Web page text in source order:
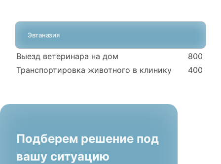
Подберем решение под
вашу ситуацию
Выезд ветеринара на дом
800
Транспортировка животного в клинику
400
Эвтаназия